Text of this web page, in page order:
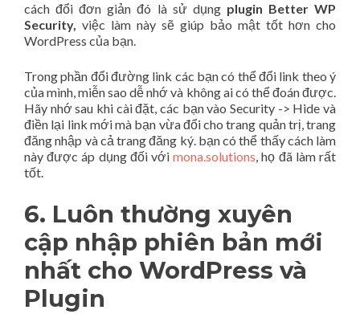
cách đổi đơn giản đó là sử dụng plugin Better WP
Security, việc làm này sẽ giúp bảo mật tốt hơn cho
WordPress của bạn.
Trong phần đổi đường link các bạn có thể đổi link theo ý
của mình, miễn sao dễ nhớ và không ai có thể đoán được.
Hãy nhớ sau khi cài đặt, các bạn vào Security -> Hide và
điền lại link mới mà bạn vừa đổi cho trang quản trị, trang
đăng nhập và cả trang đăng ký. bạn có thể thấy cách làm
này được áp dụng đối vớimona.solutions, họ đã làm rất
tốt.
6. Luôn thường xuyên
cập nhập phiên bản mới
nhất cho WordPress và
Plugin